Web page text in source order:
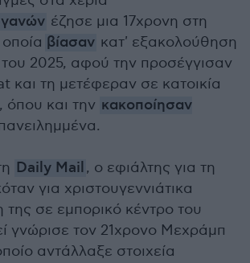
έζησε μια 17χρονη στη
βίασαν κατ' εξακολούθηση
2025, αφού την προσέγγισαν
και τη μετέφεραν σε κατοικία
όπου και την κακοποίησαν
Daily Mail, ο εφιάλτης για τη
για χριστουγεννιάτικα
της σε εμπορικό κέντρο του
γνώρισε τον 21χρονο Μεχράμπ
αντάλλαξε στοιχεία